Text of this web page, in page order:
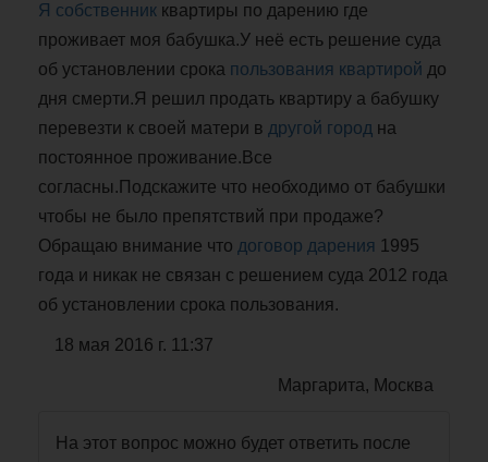
Я собственник квартиры по дарению где
проживает моя бабушка.У неё есть решение суда
об установлении срока пользования квартирой до
дня смерти.Я решил продать квартиру а бабушку
перевезти к своей матери в другой город на
постоянное проживание.Все
согласны.Подскажите что необходимо от бабушки
чтобы не было препятствий при продаже?
Обращаю внимание что договор дарения 1995
года и никак не связан с решением суда 2012 года
об установлении срока пользования.
18 мая 2016 г. 11:37
Маргарита, Москва
На этот вопрос можно будет ответить после